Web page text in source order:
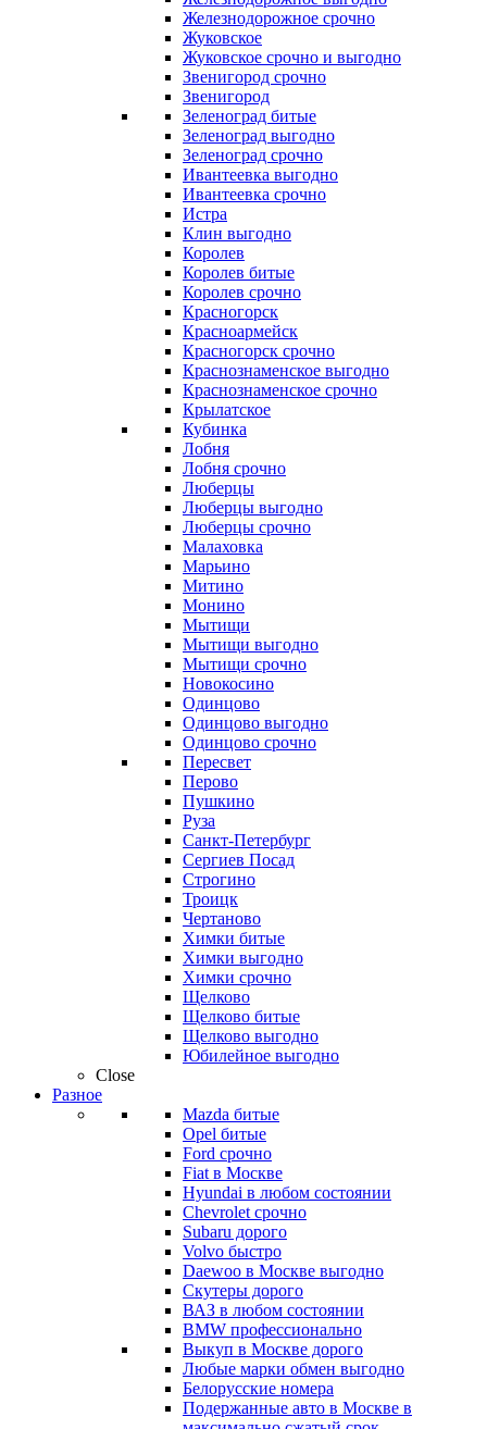
Железнодорожное срочно
Жуковское
Жуковское срочно и выгодно
Звенигород срочно
Звенигород
Зеленоград битые
Зеленоград выгодно
Зеленоград срочно
Ивантеевка выгодно
Ивантеевка срочно
Истра
Клин выгодно
Королев
Королев битые
Королев срочно
Красногорск
Красноармейск
Красногорск срочно
Краснознаменское выгодно
Краснознаменское срочно
Крылатское
Кубинка
Лобня
Лобня срочно
Люберцы
Люберцы выгодно
Люберцы срочно
Малаховка
Марьино
Митино
Монино
Мытищи
Мытищи выгодно
Мытищи срочно
Новокосино
Одинцово
Одинцово выгодно
Одинцово срочно
Пересвет
Перово
Пушкино
Руза
Санкт-Петербург
Сергиев Посад
Строгино
Троицк
Чертаново
Химки битые
Химки выгодно
Химки срочно
Щелково
Щелково битые
Щелково выгодно
Юбилейное выгодно
Close
Разное
Mazda битые
Opel битые
Ford срочно
Fiat в Москве
Hyundai в любом состоянии
Chevrolet срочно
Subaru дорого
Volvo быстро
Daewoo в Москве выгодно
Скутеры дорого
ВАЗ в любом состоянии
BMW профессионально
Выкуп в Москве дорого
Любые марки обмен выгодно
Белорусские номера
Подержанные авто в Москве в